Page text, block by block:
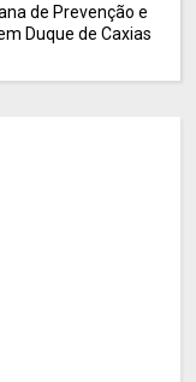
de Prevenção e
Duque de Caxias